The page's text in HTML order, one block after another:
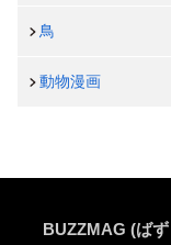
鳥
動物漫画
BUZZMAG (ば